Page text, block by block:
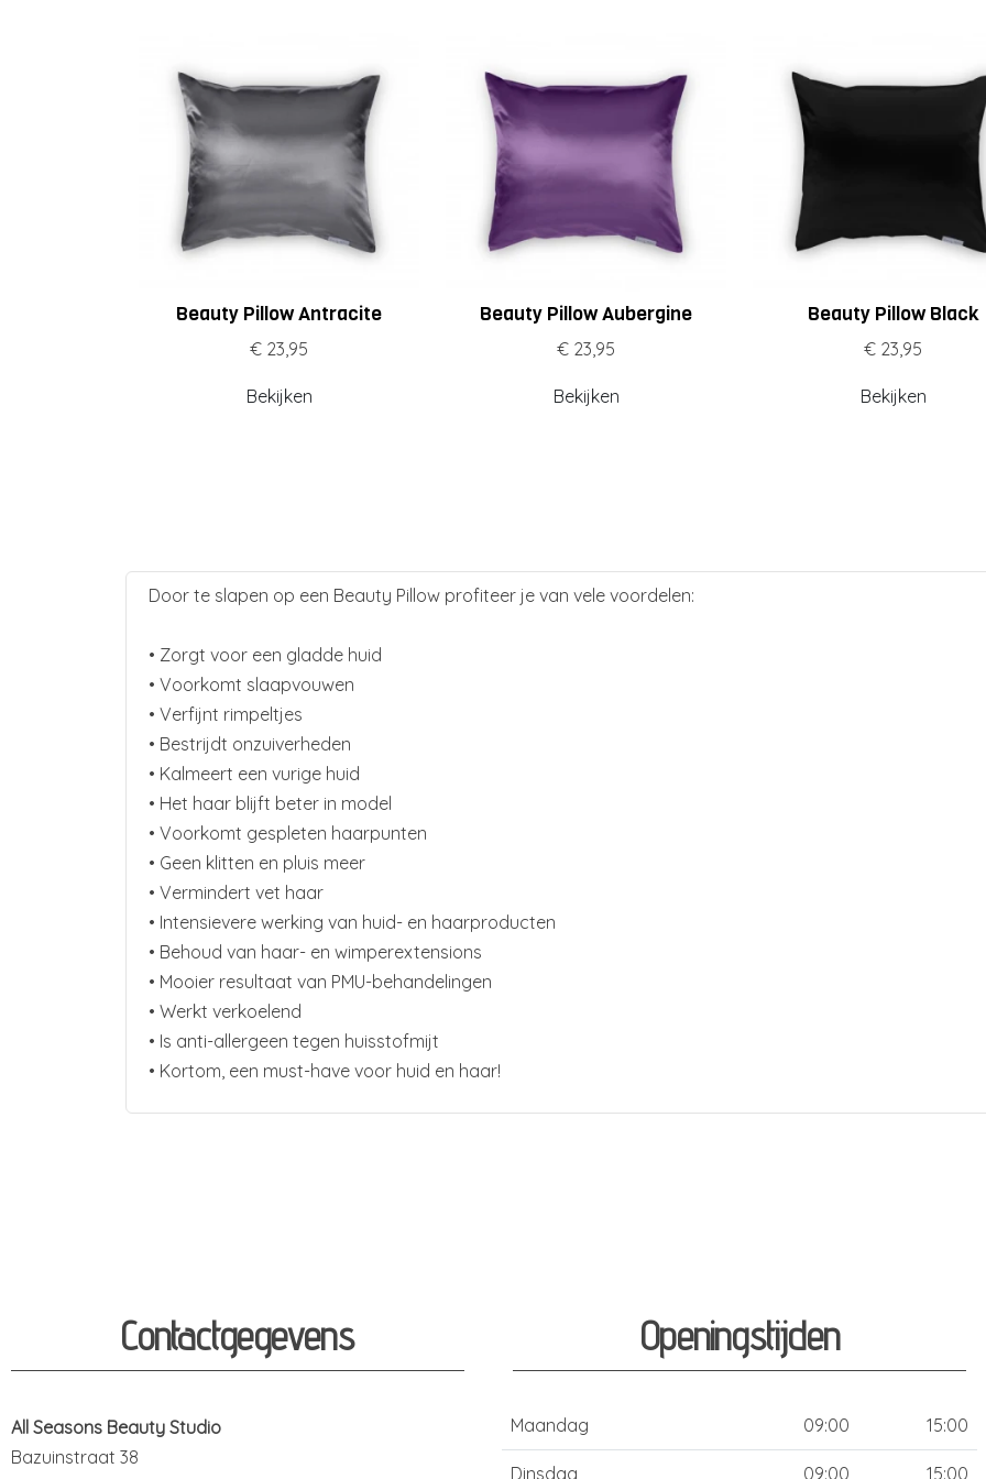
Beauty Pillow Antracite
€ 23,95
Bekijken
Beauty Pillow Aubergine
€ 23,95
Bekijken
Beauty Pillow Black
€ 23,95
Bekijken
Door te slapen op een Beauty Pillow profiteer je van vele voordelen:
• Zorgt voor een gladde huid
• Voorkomt slaapvouwen
• Verfijnt rimpeltjes
• Bestrijdt onzuiverheden
• Kalmeert een vurige huid
• Het haar blijft beter in model
• Voorkomt gespleten haarpunten
• Geen klitten en pluis meer
• Vermindert vet haar
• Intensievere werking van huid- en haarproducten
• Behoud van haar- en wimperextensions
• Mooier resultaat van PMU-behandelingen
• Werkt verkoelend
• Is anti-allergeen tegen huisstofmijt
• Kortom, een must-have voor huid en haar!
Contactgegevens
All Seasons Beauty Studio
Bazuinstraat 38
Openingstijden
Maandag 09:00 15:00
Dinsdag 09:00 15:00